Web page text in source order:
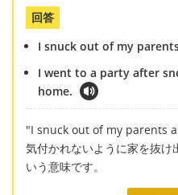
回答
I snuck out of my
I went to a party after
home.
"I snuck out of my parents
気付かれないように家を抜け
いう意味です。